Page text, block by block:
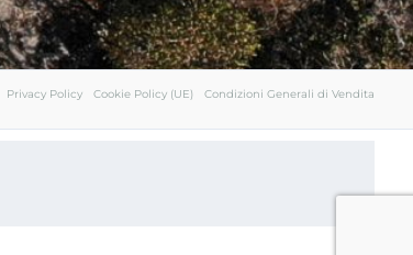
Privacy Policy Cookie Policy (UE) Condizioni Generali di Vendita